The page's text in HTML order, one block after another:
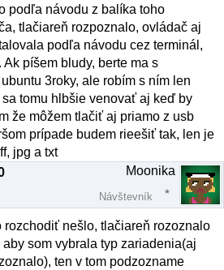
podľa návodu z balíka toho
tlačiareň rozpoznalo, ovládač aj
podľa návodu cez terminál,
píšem bludy, berte ma s
3roky, ale robím s ním len
tomu hlbšie venovať aj keď by
že môžem tlačiť aj priamo z usb
prípade budem rieešiť tak, len je
jpg a txt
Moonika
Návštevník
rozchodiť nešlo, tlačiareň rozoznalo
som vybrala typ zariadenia(aj
ten v tom podzozname